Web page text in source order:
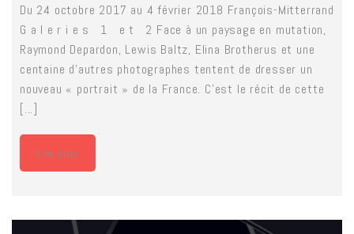
Du 24 octobre 2017 au 4 février 2018 François-Mitterrand
G a l e r i e s 1 e t 2 Face à un paysage en mutation,
Raymond Depardon, Lewis Baltz, Elina Brotherus et une
centaine d’autres photographes tentent de dresser un
nouveau « portrait » de la France. C’est le récit de cette
[...]
Lire plus